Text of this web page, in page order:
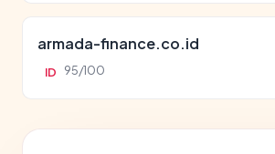
armada-finance.co.id
ID 95/100